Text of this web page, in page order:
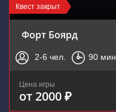
Квест закрыт
Форт Боярд
2-6 чел. 90 мин.
Цена игры
от 2000 ₽